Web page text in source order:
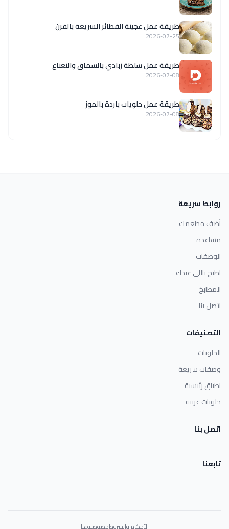
طريقة عمل عجينة الفطائر السريعة بالفرن
2026-07-25
طريقة عمل سلطة زبادي بالسماق والنعناع
2026-07-08
طريقة عمل حلويات باردة بالموز
2026-07-08
روابط سريعة
أضف مطعمك
مساعدة
الوصفات
اطبخ باللي عندك
المطابخ
اتصل بنا
التصنيفات
الحلويات
وصفات سريعة
اطباق رئيسية
حلويات غربية
اتصل بنا
تابعنا
الأحكام والشروطخصوصيةعنا